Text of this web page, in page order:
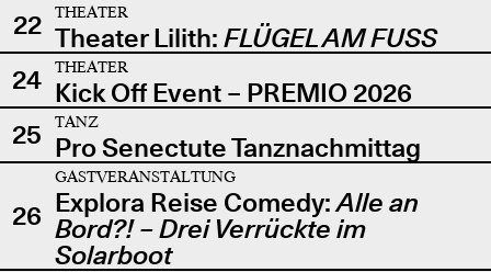
22
THEATER
Theater Lilith: FLÜGEL AM FUSS
24
THEATER
Kick Off Event – PREMIO 2026
25
TANZ
Pro Senectute Tanznachmittag
26
GASTVERANSTALTUNG
Explora Reise Comedy:Alle an
Bord?! – Drei Verrückte im
Solarboot